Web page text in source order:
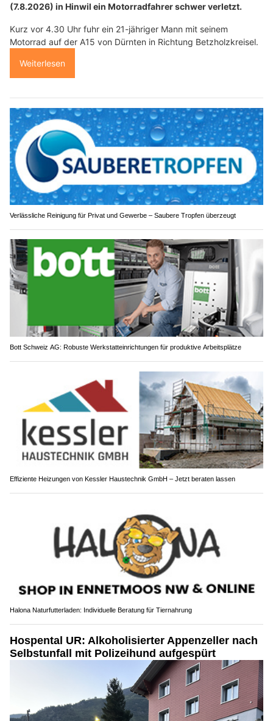
(7.8.2026) in Hinwil ein Motorradfahrer schwer verletzt.
Kurz vor 4.30 Uhr fuhr ein 21-jähriger Mann mit seinem
Motorrad auf der A15 von Dürnten in Richtung Betzholzkreisel.
Weiterlesen
Verlässliche Reinigung für Privat und Gewerbe – Saubere Tropfen überzeugt
Bott Schweiz AG: Robuste Werkstatteinrichtungen für produktive Arbeitsplätze
Effiziente Heizungen von Kessler Haustechnik GmbH – Jetzt beraten lassen
Halona Naturfutterladen: Individuelle Beratung für Tiernahrung
Hospental UR: Alkoholisierter Appenzeller nach
Selbstunfall mit Polizeihund aufgespürt